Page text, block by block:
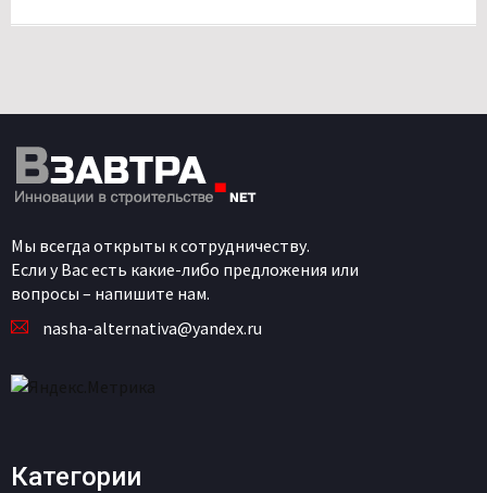
Мы всегда открыты к сотрудничеству.
Если у Вас есть какие-либо предложения или
вопросы – напишите нам.
nasha-alternativa@yandex.ru
Категории